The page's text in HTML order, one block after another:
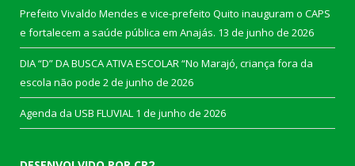
Prefeito Vivaldo Mendes e vice-prefeito Quito inauguram o CAPS
e fortalecem a saúde pública em Anajás. 13 de junho de 2026
DIA “D” DA BUSCA ATIVA ESCOLAR “No Marajó, criança fora da
escola não pode 2 de junho de 2026
Agenda da USB FLUVIAL 1 de junho de 2026